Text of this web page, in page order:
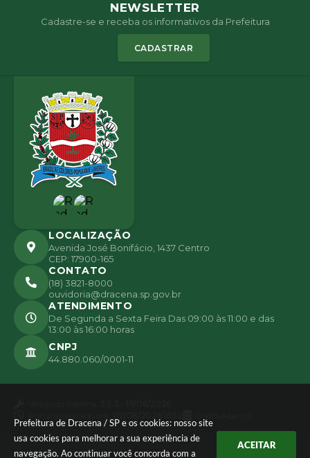
Prefeitura de Dracena / SP e os cookies: nosso site
usa cookies para melhorar a sua experiência de
navegação. Ao continuar você concorda com a
ACEITAR
TES,
Julia
no
Mac
hado
Ferr
az
NEWSLETTER
Cadastre-se e receba os informativos da Prefeitura
CADASTRAR
LOCALIZAÇÃO
Avenida José Bonifácio, 1437 Centro
CEP: 17900-165
CONTATO
(18) 3821-8000
ouvidoria@dracena.sp.gov.br
ATENDIMENTO
De Segunda a Sexta Feira Das 09:00 às 11:00 e das
13:00 às 16:00 horas
CNPJ
44.880.060/0001-11